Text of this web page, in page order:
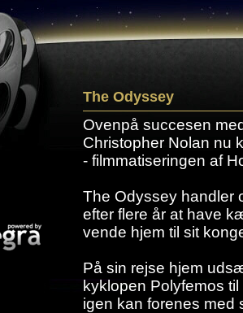
The Odyssey
Ovenpå succesen
Christopher Nolan nu
- filmmatiseringen af
The Odyssey handler
efter flere år at have
vende hjem til sit
På sin rejse hjem
kyklopen Polyfemos
igen kan forenes med